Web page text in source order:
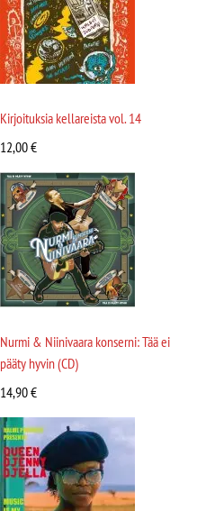
Kirjoituksia kellareista vol. 14
12,00€
Nurmi & Niinivaara konserni: Tää ei
pääty hyvin (CD)
14,90€